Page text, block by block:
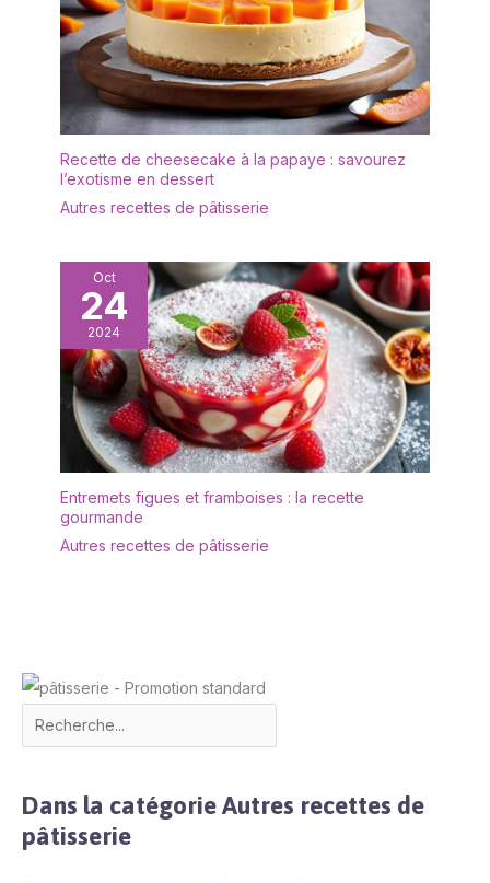
assez d’espace pour
plusieurs snacks tout en
restant facile à ranger.
dans le placard.
Recette de cheesecake à la papaye : savourez
l’exotisme en dessert
Autres recettes de pâtisserie
Oct
24
2024
Entremets figues et framboises : la recette
gourmande
Autres recettes de pâtisserie
Dans la catégorie Autres recettes de
pâtisserie